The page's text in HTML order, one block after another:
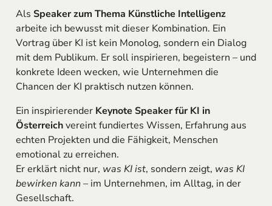
Als Speaker zum Thema Künstliche Intelligenz
arbeite ich bewusst mit dieser Kombination. Ein
Vortrag über KI ist kein Monolog, sondern ein Dialog
mit dem Publikum. Er soll inspirieren, begeistern – und
konkrete Ideen wecken, wie Unternehmen die
Chancen der KI praktisch nutzen können.
Ein inspirierender Keynote Speaker für KI in
Österreichvereint fundiertes Wissen, Erfahrung aus
echten Projekten und die Fähigkeit, Menschen
emotional zu erreichen.
Er erklärt nicht nur, was KI ist, sondern zeigt, was KI
bewirken kann– im Unternehmen, im Alltag, in der
Gesellschaft.